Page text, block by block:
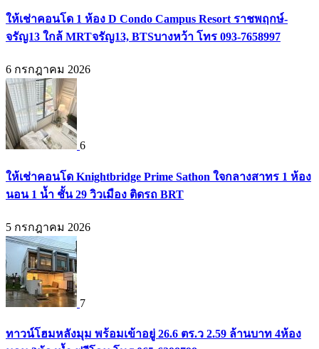
ให้เช่าคอนโด 1 ห้อง D Condo Campus Resort ราชพฤกษ์-
จรัญ13 ใกล้ MRTจรัญ13, BTSบางหว้า โทร 093-7658997
6 กรกฎาคม 2026
6
ให้เช่าคอนโด Knightbridge Prime Sathon ใจกลางสาทร 1 ห้อง
นอน 1 น้ำ ชั้น 29 วิวเมือง ติดรถ BRT
5 กรกฎาคม 2026
7
ทาวน์โฮมหลังมุม พร้อมเข้าอยู่ 26.6 ตร.ว 2.59 ล้านบาท 4ห้อง